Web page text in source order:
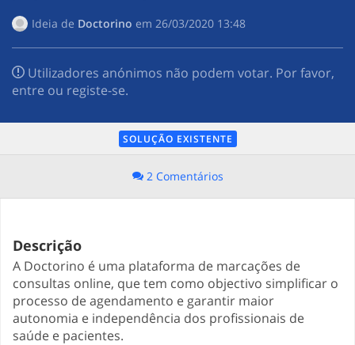
Ideia de Doctorino em ‎26/03/2020 13:48
Utilizadores anónimos não podem votar. Por favor,
entre ou registe-se.
SOLUÇÃO EXISTENTE
2 Comentários
Descrição
A Doctorino é uma plataforma de marcações de
consultas online, que tem como objectivo simplificar o
processo de agendamento e garantir maior
autonomia e independência dos profissionais de
saúde e pacientes.